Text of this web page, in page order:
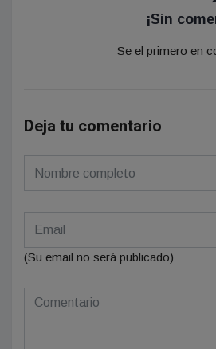
¡Sin
Se el primero en
Deja tu comentario
(Su email no será publicado)